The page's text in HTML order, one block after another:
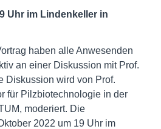
Uhr im Lindenkeller in
haben alle Anwesenden
an einer Diskussion mit Prof.
Diskussion wird von Prof.
für Pilzbiotechnologie in der
moderiert. Die
2022 um 19 Uhr im